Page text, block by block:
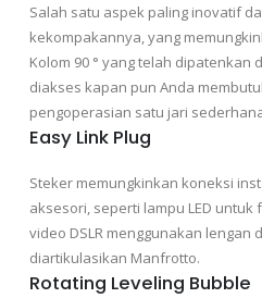
Salah satu aspek paling inovatif
kekompakannya, yang
Kolom 90 ° yang telah dipatenkan
diakses kapan pun Anda
pengoperasian satu jari
Easy Link Plug
Steker memungkinkan koneksi
aksesori, seperti lampu LED
video DSLR menggunakan lengan
diartikulasikan Manfrotto.
Rotating Leveling Bubble